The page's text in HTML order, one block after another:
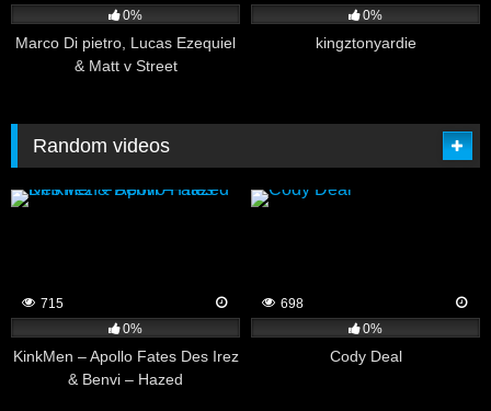
0%
Marco Di pietro, Lucas Ezequiel
& Matt v Street
0%
kingztonyardie
Random videos
715
0%
KinkMen – Apollo Fates Des Irez
& Benvi – Hazed
698
0%
Cody Deal